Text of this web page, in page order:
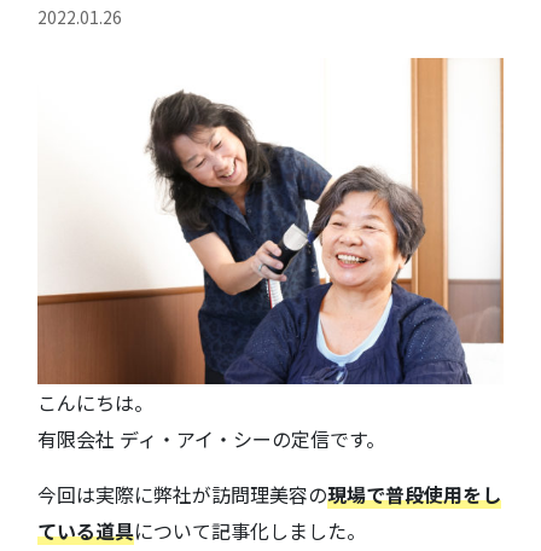
2022.01.26
こんにちは。
有限会社 ディ・アイ・シーの定信です。
今回は実際に弊社が訪問理美容の現場で普段使用をし
ている道具について記事化しました。